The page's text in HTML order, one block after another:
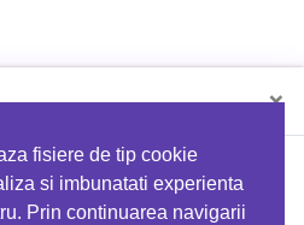
fisiere de tip cookie
si imbunatati experienta
Prin continuarea navigarii
×